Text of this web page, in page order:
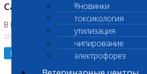
!!!новинки
токсикология
утилизация
чипирование
электрофорез
Санитарный день
В Бутово 21.07.2026
20.07.2026
Подробнее